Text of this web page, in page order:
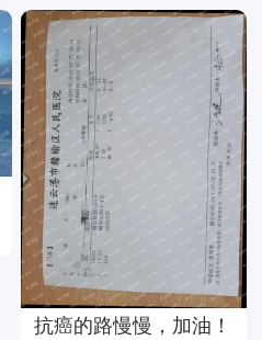
抗癌的路慢慢，加油！